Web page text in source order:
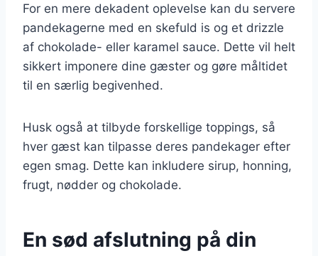
For en mere dekadent oplevelse kan du servere
pandekagerne med en skefuld is og et drizzle
af chokolade- eller karamel sauce. Dette vil helt
sikkert imponere dine gæster og gøre måltidet
til en særlig begivenhed.
Husk også at tilbyde forskellige toppings, så
hver gæst kan tilpasse deres pandekager efter
egen smag. Dette kan inkludere sirup, honning,
frugt, nødder og chokolade.
En sød afslutning på din